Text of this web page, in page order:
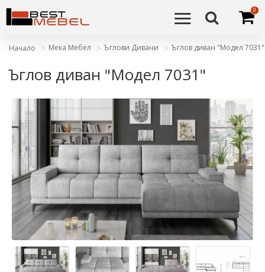
0
Начало Мека Мебел Ъглови Дивани Ъглов диван "Модел 7031"
Ъглов диван "Модел 7031"